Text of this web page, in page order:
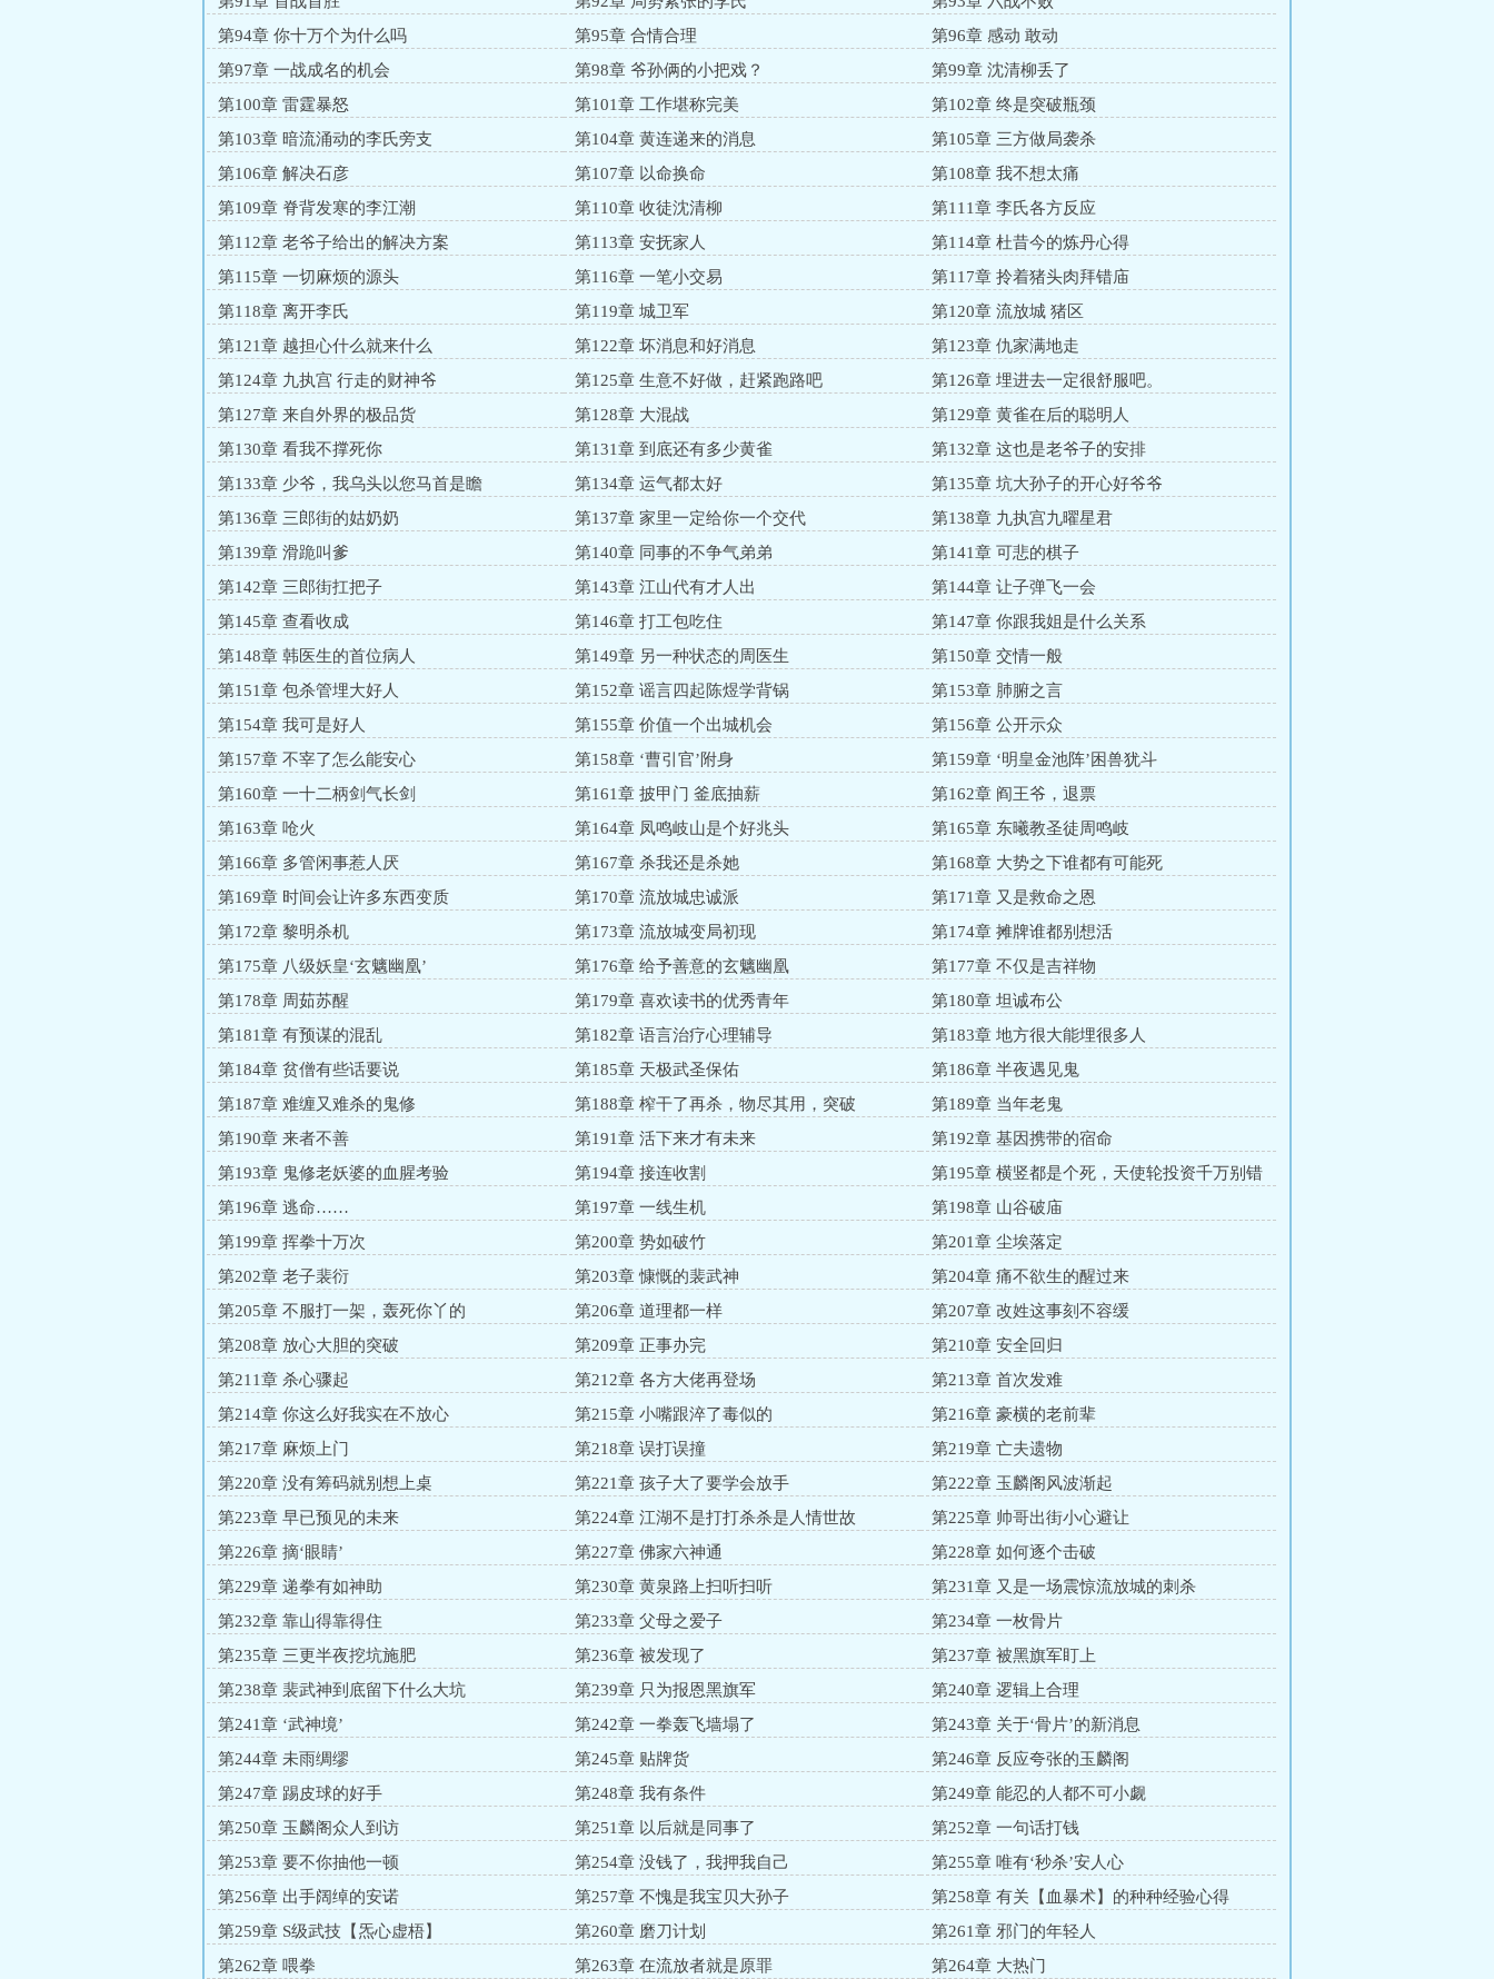
第94章 你十万个为什么吗
第95章 合情合理
第96章 感动 敢动
第97章 一战成名的机会
第98章 爷孙俩的小把戏？
第99章 沈清柳丢了
第100章 雷霆暴怒
第101章 工作堪称完美
第102章 终是突破瓶颈
第103章 暗流涌动的李氏旁支
第104章 黄连递来的消息
第105章 三方做局袭杀
第106章 解决石彦
第107章 以命换命
第108章 我不想太痛
第109章 脊背发寒的李江潮
第110章 收徒沈清柳
第111章 李氏各方反应
第112章 老爷子给出的解决方案
第113章 安抚家人
第114章 杜昔今的炼丹心得
第115章 一切麻烦的源头
第116章 一笔小交易
第117章 拎着猪头肉拜错庙
第118章 离开李氏
第119章 城卫军
第120章 流放城 猪区
第121章 越担心什么就来什么
第122章 坏消息和好消息
第123章 仇家满地走
第124章 九执宫 行走的财神爷
第125章 生意不好做，赶紧跑路吧
第126章 埋进去一定很舒服吧。
第127章 来自外界的极品货
第128章 大混战
第129章 黄雀在后的聪明人
第130章 看我不撑死你
第131章 到底还有多少黄雀
第132章 这也是老爷子的安排
第133章 少爷，我乌头以您马首是瞻
第134章 运气都太好
第135章 坑大孙子的开心好爷爷
第136章 三郎街的姑奶奶
第137章 家里一定给你一个交代
第138章 九执宫九曜星君
第139章 滑跪叫爹
第140章 同事的不争气弟弟
第141章 可悲的棋子
第142章 三郎街扛把子
第143章 江山代有才人出
第144章 让子弹飞一会
第145章 查看收成
第146章 打工包吃住
第147章 你跟我姐是什么关系
第148章 韩医生的首位病人
第149章 另一种状态的周医生
第150章 交情一般
第151章 包杀管埋大好人
第152章 谣言四起陈煜学背锅
第153章 肺腑之言
第154章 我可是好人
第155章 价值一个出城机会
第156章 公开示众
第157章 不宰了怎么能安心
第158章 ‘曹引官’附身
第159章 ‘明皇金池阵’困兽犹斗
第160章 一十二柄剑气长剑
第161章 披甲门 釜底抽薪
第162章 阎王爷，退票
第163章 呛火
第164章 凤鸣岐山是个好兆头
第165章 东曦教圣徒周鸣岐
第166章 多管闲事惹人厌
第167章 杀我还是杀她
第168章 大势之下谁都有可能死
第169章 时间会让许多东西变质
第170章 流放城忠诚派
第171章 又是救命之恩
第172章 黎明杀机
第173章 流放城变局初现
第174章 摊牌谁都别想活
第175章 八级妖皇‘玄魑幽凰’
第176章 给予善意的玄魑幽凰
第177章 不仅是吉祥物
第178章 周茹苏醒
第179章 喜欢读书的优秀青年
第180章 坦诚布公
第181章 有预谋的混乱
第182章 语言治疗心理辅导
第183章 地方很大能埋很多人
第184章 贫僧有些话要说
第185章 天极武圣保佑
第186章 半夜遇见鬼
第187章 难缠又难杀的鬼修
第188章 榨干了再杀，物尽其用，突破
第189章 当年老鬼
第190章 来者不善
第191章 活下来才有未来
第192章 基因携带的宿命
第193章 鬼修老妖婆的血腥考验
第194章 接连收割
第195章 横竖都是个死，天使轮投资千万别错
过
第196章 逃命…… 第197章 一线生机
第198章 山谷破庙
第199章 挥拳十万次
第200章 势如破竹
第201章 尘埃落定
第202章 老子裴衍
第203章 慷慨的裴武神
第204章 痛不欲生的醒过来
第205章 不服打一架，轰死你丫的
第206章 道理都一样
第207章 改姓这事刻不容缓
第208章 放心大胆的突破
第209章 正事办完
第210章 安全回归
第211章 杀心骤起
第212章 各方大佬再登场
第213章 首次发难
第214章 你这么好我实在不放心
第215章 小嘴跟淬了毒似的
第216章 豪横的老前辈
第217章 麻烦上门
第218章 误打误撞
第219章 亡夫遗物
第220章 没有筹码就别想上桌
第221章 孩子大了要学会放手
第222章 玉麟阁风波渐起
第223章 早已预见的未来
第224章 江湖不是打打杀杀是人情世故
第225章 帅哥出街小心避让
第226章 摘‘眼睛’
第227章 佛家六神通
第228章 如何逐个击破
第229章 递拳有如神助
第230章 黄泉路上扫听扫听
第231章 又是一场震惊流放城的刺杀
第232章 靠山得靠得住
第233章 父母之爱子
第234章 一枚骨片
第235章 三更半夜挖坑施肥
第236章 被发现了
第237章 被黑旗军盯上
第238章 裴武神到底留下什么大坑
第239章 只为报恩黑旗军
第240章 逻辑上合理
第241章 ‘武神境’
第242章 一拳轰飞墙塌了
第243章 关于‘骨片’的新消息
第244章 未雨绸缪
第245章 贴牌货
第246章 反应夸张的玉麟阁
第247章 踢皮球的好手
第248章 我有条件
第249章 能忍的人都不可小觑
第250章 玉麟阁众人到访
第251章 以后就是同事了
第252章 一句话打钱
第253章 要不你抽他一顿
第254章 没钱了，我押我自己
第255章 唯有‘秒杀’安人心
第256章 出手阔绰的安诺
第257章 不愧是我宝贝大孙子
第258章 有关【血暴术】的种种经验心得
第259章 S级武技【炁心虚梧】
第260章 磨刀计划
第261章 邪门的年轻人
第262章 喂拳
第263章 在流放者就是原罪 第264章 大热门